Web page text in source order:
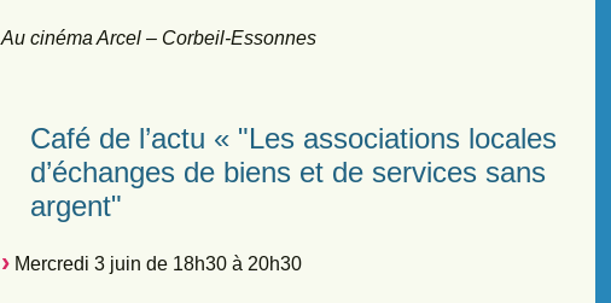
Au cinéma Arcel – Corbeil-Essonnes
Café de l’actu « "Les associations locales
d’échanges de biens et de services sans
argent"
Mercredi 3 juin de 18h30 à 20h30